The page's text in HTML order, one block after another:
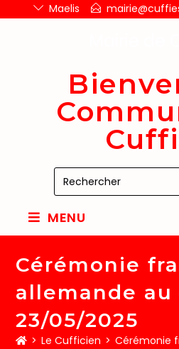
Maelis
MENU
Cérémonie
allemande
23/05/2025
> Le Cufficien > Cérémonie